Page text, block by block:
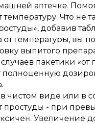
аптечке.
температуру. Что не
добавив
от температуры, вы
выпитого
пакетики «от
полноценную
чистом виде или в
простуды - при
Увеличение